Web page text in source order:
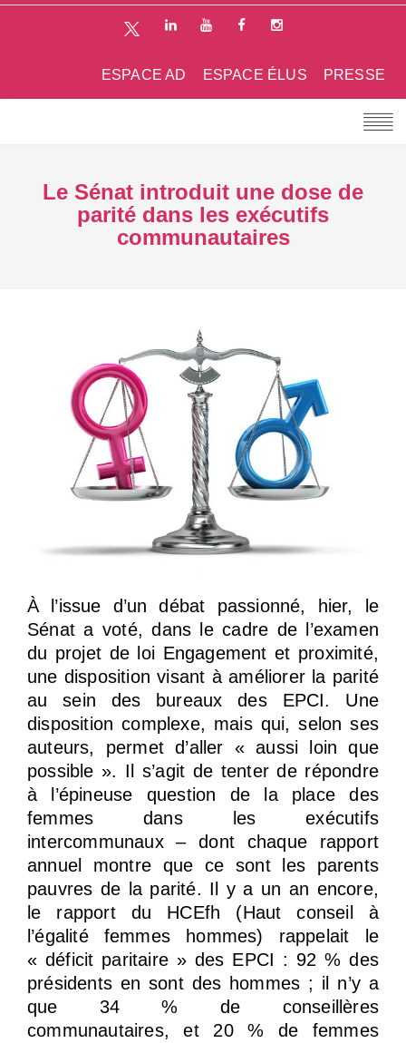
PRESSE
ESPACE ÉLUS
ESPACE AD
Le Sénat introduit une dose de
parité dans les exécutifs
communautaires
À l’issue d’un débat passionné, hier, le
Sénat a voté, dans le cadre de l’examen
du projet de loi Engagement et proximité,
une disposition visant à améliorer la parité
au sein des bureaux des EPCI. Une
disposition complexe, mais qui, selon ses
auteurs, permet d’aller « aussi loin que
possible ». Il s’agit de tenter de répondre
à l’épineuse question de la place des
femmes dans les exécutifs
intercommunaux – dont chaque rapport
annuel montre que ce sont les parents
pauvres de la parité. Il y a un an encore,
le rapport du HCEfh (Haut conseil à
l’égalité femmes hommes) rappelait le
« déficit paritaire » des EPCI : 92 % des
présidents en sont des hommes ; il n’y a
que 34 % de conseillères
communautaires, et 20 % de femmes